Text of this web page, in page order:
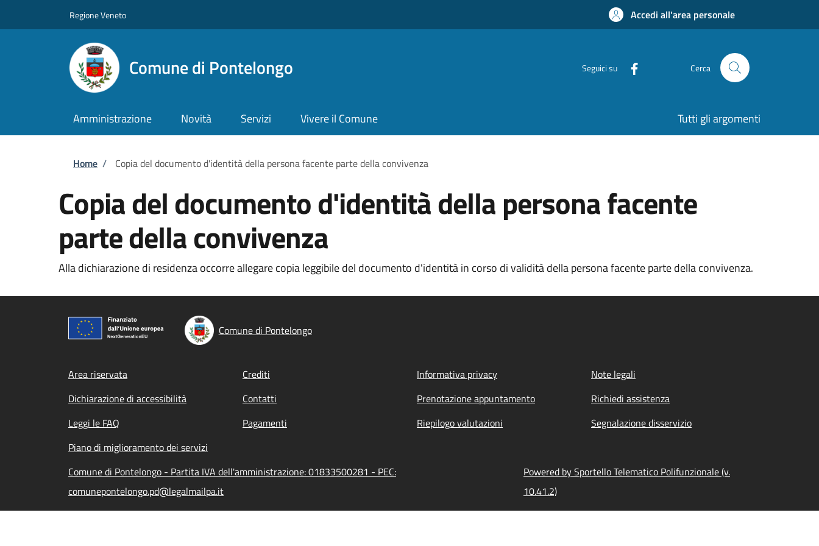
Regione Veneto Accedi all'area personale
Comune di Pontelongo Seguici su Cerca
Amministrazione Novità Servizi Vivere il Comune Tutti gli argomenti
Briciole di pane
Home / Copia del documento d'identità della persona facente parte della convivenza
Copia del documento d'identità della persona facente
parte della convivenza
Alla dichiarazione di residenza occorre allegare copia leggibile del documento d'identità in corso di validità della persona facente parte della convivenza.
Comune di Pontelongo
Footer menu
Area riservata Crediti Informativa privacy
Note legali
Dichiarazione di accessibilità
Contatti Prenotazione appuntamento
Richiedi assistenza
Leggi le FAQ
Pagamenti Riepilogo valutazioni
Segnalazione disservizio
Piano di miglioramento dei servizi
Comune di Pontelongo - Partita IVA dell'amministrazione: 01833500281 - PEC:
comunepontelongo.pd@legalmailpa.it
Powered by Sportello Telematico Polifunzionale (v.
10.41.2)